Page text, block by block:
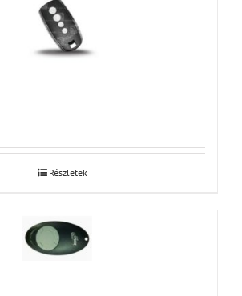
Részletek